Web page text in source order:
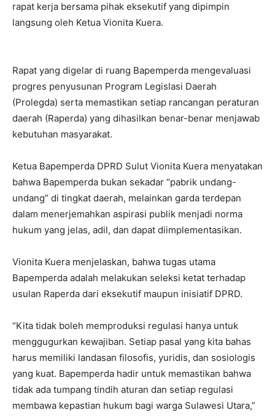
rapat kerja bersama pihak eksekutif yang dipimpin
langsung oleh Ketua Vionita Kuera.
Rapat yang digelar di ruang Bapemperda mengevaluasi
progres penyusunan Program Legislasi Daerah
(Prolegda) serta memastikan setiap rancangan peraturan
daerah (Raperda) yang dihasilkan benar-benar menjawab
kebutuhan masyarakat.
Ketua Bapemperda DPRD Sulut Vionita Kuera menyatakan
bahwa Bapemperda bukan sekadar “pabrik undang-
undang” di tingkat daerah, melainkan garda terdepan
dalam menerjemahkan aspirasi publik menjadi norma
hukum yang jelas, adil, dan dapat diimplementasikan.
Vionita Kuera menjelaskan, bahwa tugas utama
Bapemperda adalah melakukan seleksi ketat terhadap
usulan Raperda dari eksekutif maupun inisiatif DPRD.
“Kita tidak boleh memproduksi regulasi hanya untuk
menggugurkan kewajiban. Setiap pasal yang kita bahas
harus memiliki landasan filosofis, yuridis, dan sosiologis
yang kuat. Bapemperda hadir untuk memastikan bahwa
tidak ada tumpang tindih aturan dan setiap regulasi
membawa kepastian hukum bagi warga Sulawesi Utara,”